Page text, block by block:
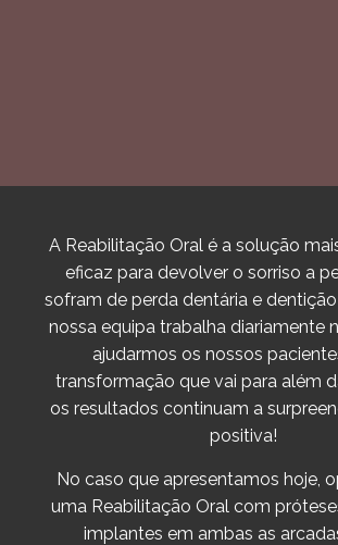
A Reabilitação Oral é a solução
eficaz para devolver o sorriso a
sofram de perda dentária e
nossa equipa trabalha diariamente
ajudarmos os nossos
transformação que vai para além
os resultados continuam a
positiva!
No caso que apresentamos hoje,
uma Reabilitação Oral com
implantes em ambas as